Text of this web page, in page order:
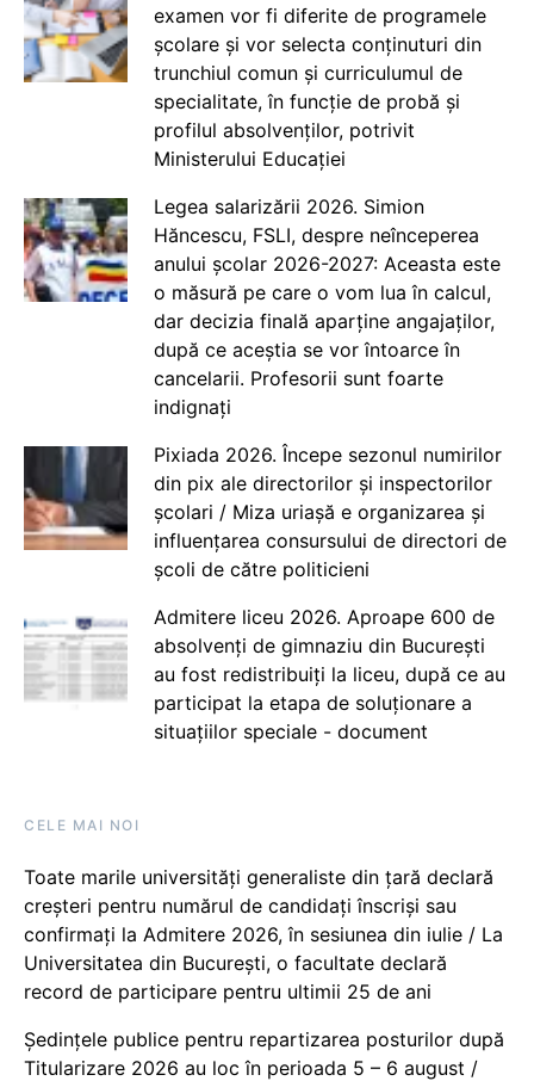
examen vor fi diferite de programele
școlare și vor selecta conținuturi din
trunchiul comun și curriculumul de
specialitate, în funcție de probă și
profilul absolvenților, potrivit
Ministerului Educației
Legea salarizării 2026. Simion
Hăncescu, FSLI, despre neînceperea
anului școlar 2026-2027: Aceasta este
o măsură pe care o vom lua în calcul,
dar decizia finală aparține angajaților,
după ce aceștia se vor întoarce în
cancelarii. Profesorii sunt foarte
indignați
Pixiada 2026. Începe sezonul numirilor
din pix ale directorilor și inspectorilor
școlari / Miza uriașă e organizarea și
influențarea consursului de directori de
școli de către politicieni
Admitere liceu 2026. Aproape 600 de
absolvenți de gimnaziu din București
au fost redistribuiți la liceu, după ce au
participat la etapa de soluționare a
situațiilor speciale - document
CELE MAI NOI
Toate marile universități generaliste din țară declară
creșteri pentru numărul de candidați înscriși sau
confirmați la Admitere 2026, în sesiunea din iulie / La
Universitatea din București, o facultate declară
record de participare pentru ultimii 25 de ani
Ședințele publice pentru repartizarea posturilor după
Titularizare 2026 au loc în perioada 5 – 6 august /